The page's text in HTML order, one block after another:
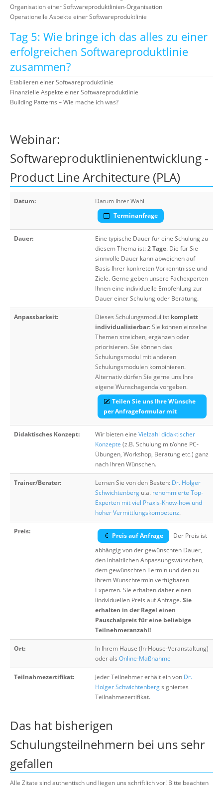
Organisation einer Softwareproduktlinien-Organisation
Operationelle Aspekte einer Softwareproduktlinie
Tag 5: Wie bringe ich das alles zu einer
erfolgreichen Softwareproduktlinie
zusammen?
Etablieren einer Softwareproduktlinie
Finanzielle Aspekte einer Softwareproduktlinie
Building Patterns – Wie mache ich was?
Webinar:
Softwareproduktlinienentwicklung -
Product Line Architecture (PLA)
Datum:
Datum Ihrer Wahl
Terminanfrage
Dauer:
Eine typische Dauer für eine Schulung zu
diesem Thema ist:2 Tage. Die für Sie
sinnvolle Dauer kann abweichen auf
Basis Ihrer konkreten Vorkenntnisse und
Ziele. Gerne geben unsere Fachexperten
Ihnen eine individuelle Empfehlung zur
Dauer einer Schulung oder Beratung.
Anpassbarkeit: Dieses Schulungsmodul ist komplett
individualisierbar: Sie können einzelne
Themen streichen, ergänzen oder
priorisieren. Sie können das
Schulungsmodul mit anderen
Schulungsmodulen kombinieren.
Alternativ dürfen Sie gerne uns Ihre
eigene Wunschagenda vorgeben.
Teilen Sie uns Ihre Wünsche
per Anfrageformular mit
Didaktisches Konzept: Wir bieten eine Vielzahl didaktischer
Konzepte (z.B. Schulung mit/ohne PC-
Übungen, Workshop, Beratung etc.) ganz
nach Ihren Wünschen.
Trainer/Berater: Lernen Sie von den Besten: Dr. Holger
Schwichtenberg u.a. renommierte Top-
Experten mit viel Praxis-Know-how und
hoher Vermittlungskompetenz.
Preis:
Preis auf Anfrage
Der Preis ist
abhängig von der gewünschten Dauer,
den inhaltlichen Anpassungswünschen,
dem gewünschten Termin und den zu
Ihrem Wunschtermin verfügbaren
Experten. Sie erhalten daher einen
iindviduellen Preis auf Anfrage.Sie
erhalten in der Regel einen
Pauschalpreis für eine beliebige
Teilnehmeranzahl!
Ort:
In Ihrem Hause (In-House-Veranstaltung)
oder als Online-Maßnahme
Teilnahmezertifikat: Jeder Teilnehmer erhält ein von Dr.
Holger Schwichtenbergsigniertes
Teilnahmezertifikat.
Das hat bisherigen
Schulungsteilnehmern bei uns sehr
gefallen
Alle Zitate sind authentisch und liegen uns schriftlich vor! Bitte beachten